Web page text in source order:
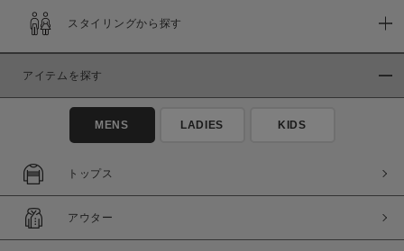
スタイリングから探す
アイテムを探す
MENS LADIES KIDS
トップス
アウター